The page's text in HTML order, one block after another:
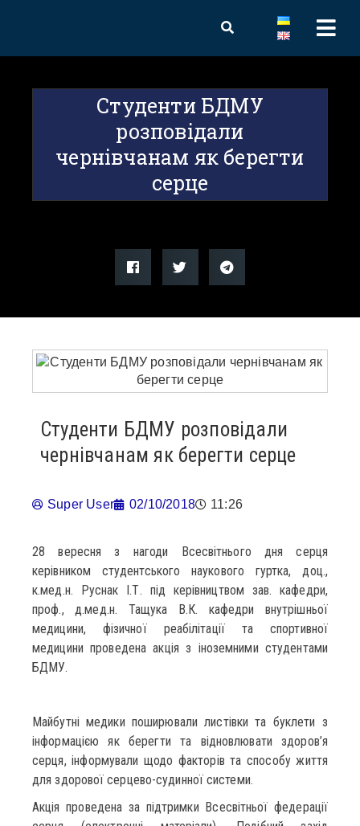
Студенти БДМУ
розповідали
чернівчанам як берегти
серце
Студенти БДМУ розповідали
чернівчанам як берегти серце
Super User 02/10/2018 11:26
28 вересня з нагоди Всесвітнього дня серця
керівником студентського наукового гуртка, доц.,
к.мед.н. Руснак І.Т. під керівництвом зав. кафедри,
проф., д.мед.н. Тащука В.К. кафедри внутрішньої
медицини, фізичної реабілітації та спортивної
медицини проведена акція з іноземними студентами
БДМУ.
Майбутні медики поширювали листівки та буклети з
інформацією як берегти та відновлювати здоров’я
серця, інформували щодо факторів та способу життя
для здорової серцево-судинної системи.
Акція проведена за підтримки Всесвітньої федерації